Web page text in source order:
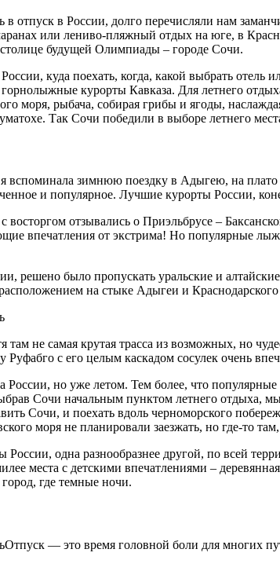
в отпуск в России, долго перечисляли нам
или лениво-пляжный отдых на юге, в
будущей Олимпиады – городе Сочи.
куда поехать, когда, какой выбрать отель
курорты Кавказа. Для летнего
моря, рыбача, собирая грибы и ягоды,
Так Сочи победили в выборе летнего
вспоминала зимнюю поездку в Адыгею, на
и популярное. Лучшие курорты России,
отзывались о Приэльбрусе –
впечатления от экстрима! Но популярные
решено было пропускать уральские и
на стыке Адыгеи и Краснодарского
там не самая крутая трасса из возможных, но
Руфабго с его целым каскадом сосулек очень
России, но уже летом. Тем более, что
Сочи начальным пунктом летнего отдыха,
Сочи, и поехать вдоль черноморского
моря не планировали заезжать, но где-то
России, одна разнообразнее другой, по всей
места с детскими впечатлениями –
где темные ночи.
Отпуск — это время головной боли для многих